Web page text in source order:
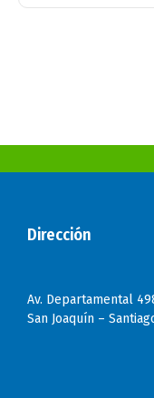
Dirección
Av. Departamental
San Joaquín –